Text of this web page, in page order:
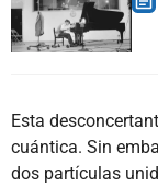
Esta
cuántica. Sin
dos partículas